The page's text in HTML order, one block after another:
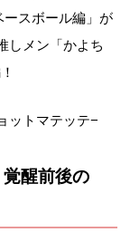
ースボール編」が
しメン「かよち
ットマテッテ−
醒前後の